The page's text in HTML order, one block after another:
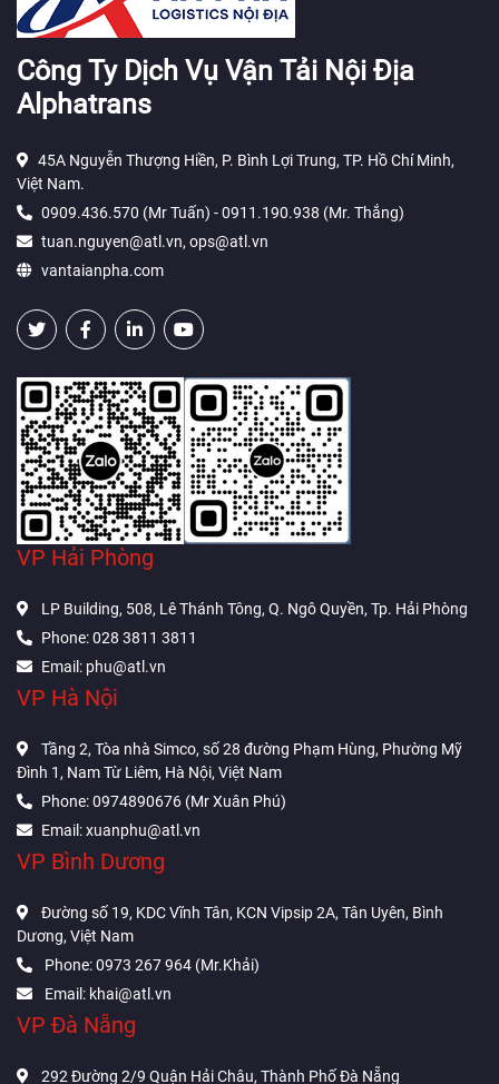
Công Ty Dịch Vụ Vận Tải Nội Địa
Alphatrans
45A Nguyễn Thượng Hiền, P. Bình Lợi Trung, TP. Hồ Chí Minh,
Việt Nam.
0909.436.570 (Mr Tuấn) - 0911.190.938 (Mr. Thắng)
tuan.nguyen@atl.vn, ops@atl.vn
vantaianpha.com
VP Hải Phòng
LP Building, 508, Lê Thánh Tông, Q. Ngô Quyền, Tp. Hải Phòng
Phone: 028 3811 3811
Email: phu@atl.vn
VP Hà Nội
Tầng 2, Tòa nhà Simco, số 28 đường Phạm Hùng, Phường Mỹ
Đình 1, Nam Từ Liêm, Hà Nội, Việt Nam
Phone: 0974890676 (Mr Xuân Phú)
Email: xuanphu@atl.vn
VP Bình Dương
Đường số 19, KDC Vĩnh Tân, KCN Vipsip 2A, Tân Uyên, Bình
Dương, Việt Nam
Phone: 0973 267 964 (Mr.Khải)
Email: khai@atl.vn
VP Đà Nẵng
292 Đường 2/9 Quận Hải Châu, Thành Phố Đà Nẵng